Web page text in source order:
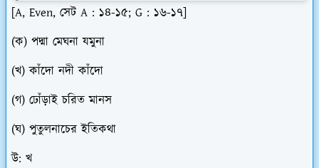
[A, Even, সেট A : ১৪-১৫; G : ১৬-১৭]
(ক) পদ্মা মেঘনা যমুনা
(খ) কাঁদো নদী কাঁদো
(গ) ঢোঁড়াই চরিত মানস
(ঘ) পুতুলনাচের ইতিকথা
উ: খ